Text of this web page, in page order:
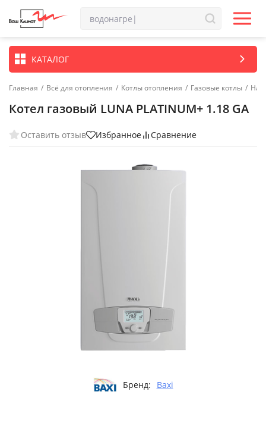
КАТАЛОГ
Главная / Всё для отопления / Котлы отопления / Газовые котлы /
Котел газовый LUNA PLATINUM+ 1.18 GA
Оставить отзыв Избранное Сравнение
Бренд: Baxi